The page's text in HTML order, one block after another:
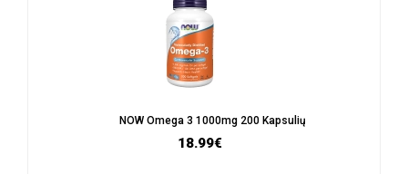
NOW Omega 3 1000mg 200 Kapsulių
18.99€